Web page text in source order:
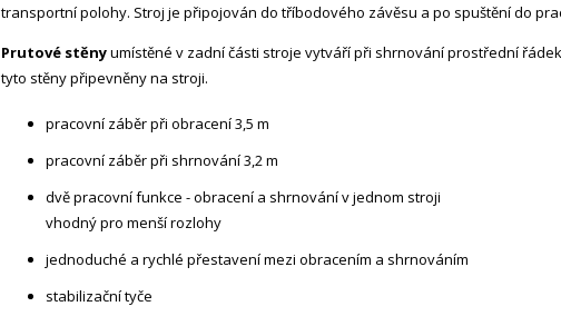
transportní polohy. Stroj je připojován do tříbodového závěsu a po spuštění do
Prutové stěnyumístěné v zadní části stroje vytváří při shrnování prostřední
tyto stěny připevněny na stroji.
pracovní záběr při obracení 3,5 m
pracovní záběr při shrnování 3,2 m
dvě pracovní funkce - obracení a shrnování v jednom stroji
vhodný pro menší rozlohy
jednoduché a rychlé přestavení mezi obracením a shrnováním
stabilizační tyče